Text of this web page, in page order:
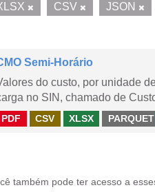
CSV JSON
Semi-Horário
do custo, por unidade
no SIN, chamado de
PDF CSV XLSX PARQUET
também pode ter acesso a